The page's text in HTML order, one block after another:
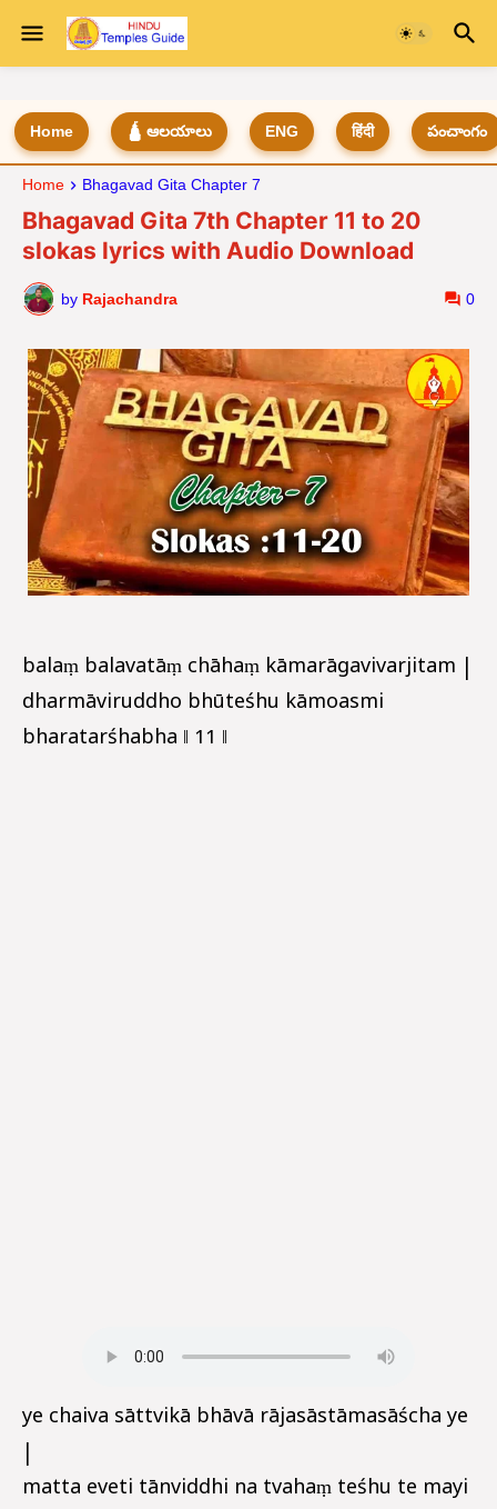
Home 🛕 ఆలయాలు ENG हिंदी పంచాంగం
Home Bhagavad Gita Chapter 7
Bhagavad Gita 7th Chapter 11 to 20
slokas lyrics with Audio Download
by Rajachandra 0
balaṃ balavatāṃ chāhaṃ kāmarāgavivarjitam |
dharmāviruddho bhūteśhu kāmoasmi
bharatarśhabha ‖ 11 ‖
ye chaiva sāttvikā bhāvā rājasāstāmasāścha ye
matta eveti tānviddhi na tvahaṃ teśhu te mayi